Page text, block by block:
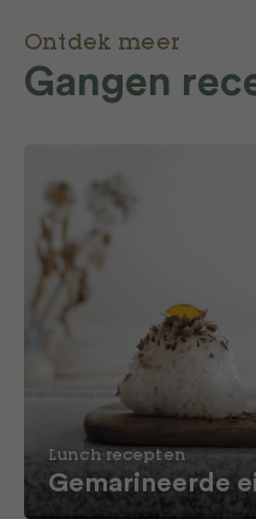
Ontdek meer
Gangen
Lunch recepten
Gemarineerde